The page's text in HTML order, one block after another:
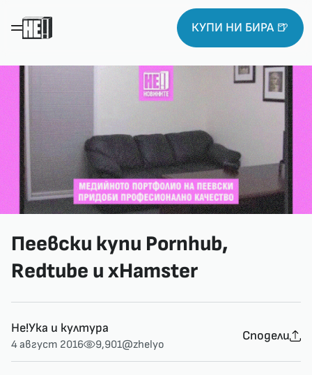
КУПИ НИ БИРА 🍺
Пеевски купи Pornhub,
Redtube и xHamster
Не!Ука и култура
4 август 2016 9,901@zhelyo
Сподели